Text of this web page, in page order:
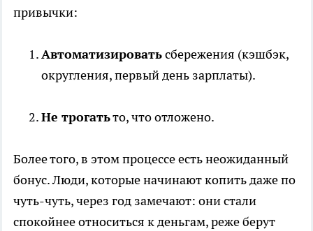
привычки:
Автоматизироватьсбережения (кэшбэк,
округления, первый день зарплаты).
Не трогатьто, что отложено.
Более того, в этом процессе есть неожиданный
бонус. Люди, которые начинают копить даже по
чуть-чуть, через год замечают: они стали
спокойнее относиться к деньгам, реже берут